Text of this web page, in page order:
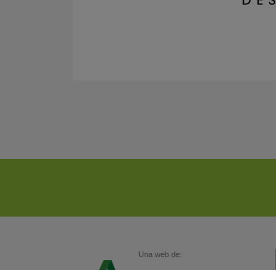
Una web de: